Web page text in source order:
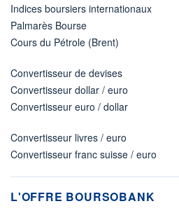
Indices boursiers internationaux
Palmarès Bourse
Cours du Pétrole (Brent)
Convertisseur de devises
Convertisseur dollar / euro
Convertisseur euro / dollar
Convertisseur livres / euro
Convertisseur franc suisse / euro
L'OFFRE BOURSOBANK